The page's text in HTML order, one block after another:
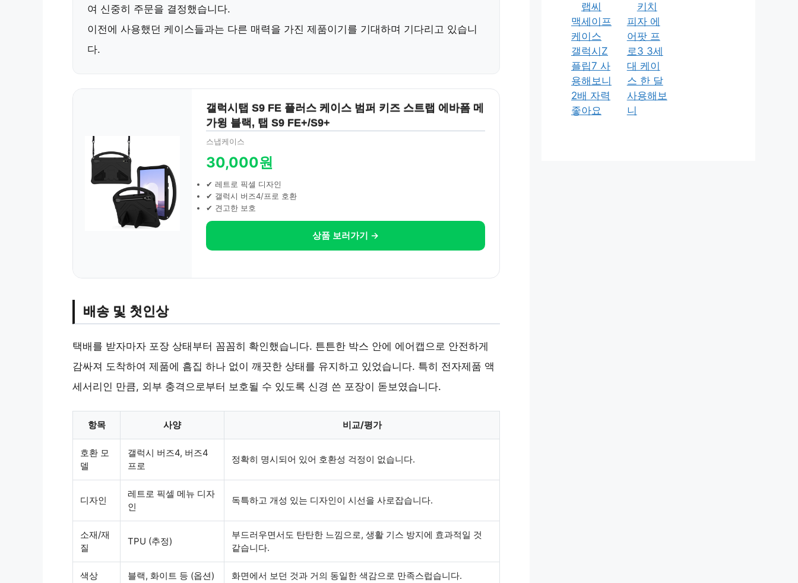
여 신중히 주문을 결정했습니다.
이전에 사용했던 케이스들과는 다른 매력을 가진 제품이기를 기대하며 기다리고 있습니
다.
갤럭시탭 S9 FE 플러스 케이스 범퍼 키즈 스트랩 에바폼 메
가윙 블랙, 탭 S9 FE+/S9+
스냅케이스
30,000원
✔ 레트로 픽셀 디자인
✔ 갤럭시 버즈4/프로 호환
✔ 견고한 보호
상품 보러가기 →
배송 및 첫인상
택배를 받자마자 포장 상태부터 꼼꼼히 확인했습니다. 튼튼한 박스 안에 에어캡으로 안전하게
감싸져 도착하여 제품에 흠집 하나 없이 깨끗한 상태를 유지하고 있었습니다. 특히 전자제품 액
세서리인 만큼, 외부 충격으로부터 보호될 수 있도록 신경 쓴 포장이 돋보였습니다.
항목 사양 비교/평가
호환 모
델
갤럭시 버즈4, 버즈4
프로
정확히 명시되어 있어 호환성 걱정이 없습니다.
디자인
레트로 픽셀 메뉴 디자
인
독특하고 개성 있는 디자인이 시선을 사로잡습니다.
소재/재
질
TPU (추정)
부드러우면서도 탄탄한 느낌으로, 생활 기스 방지에 효과적일 것
같습니다.
색상 블랙, 화이트 등 (옵션) 화면에서 보던 것과 거의 동일한 색감으로 만족스럽습니다.
랩씨
맥세이프
케이스
갤럭시Z
플립7 사
용해보니
2배 자력
좋아요
키치
피자 에
어팟 프
로3 3세
대 케이
스 한 달
사용해보
니